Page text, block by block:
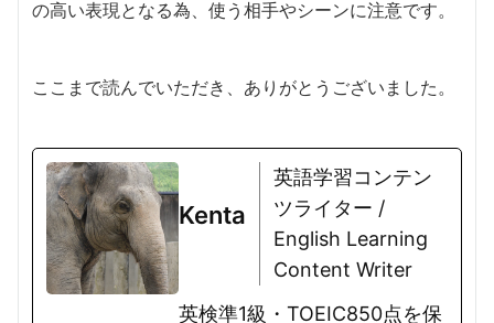
の高い表現となる為、使う相手やシーンに注意です。
ここまで読んでいただき、ありがとうございました。
Kenta
英語学習コンテン
ツライター /
English Learning
Content Writer
英検準1級・TOEIC850点を保